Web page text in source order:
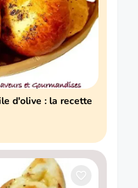
d'olive : la recette